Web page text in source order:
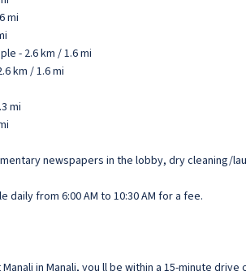
mi
- 2.6 km / 1.6 mi
km / 1.6 mi
mi
newspapers in the lobby, dry cleaning/
from 6:00 AM to 10:30 AM for a fee.